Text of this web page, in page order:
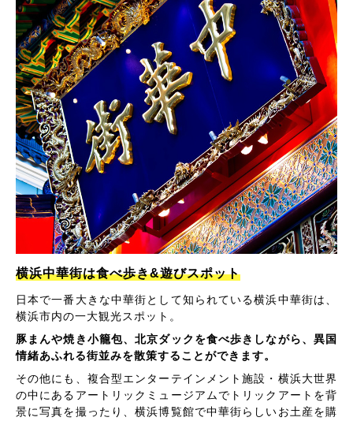
横浜中華街は食べ歩き&遊びスポット
日本で一番大きな中華街として知られている横浜中華街は、
横浜市内の一大観光スポット。
豚まんや焼き小籠包、北京ダックを食べ歩きしながら、異国
情緒あふれる街並みを散策することができます。
その他にも、複合型エンターテインメント施設・横浜大世界
の中にあるアートリックミュージアムでトリックアートを背
景に写真を撮ったり、横浜博覧館で中華街らしいお土産を購